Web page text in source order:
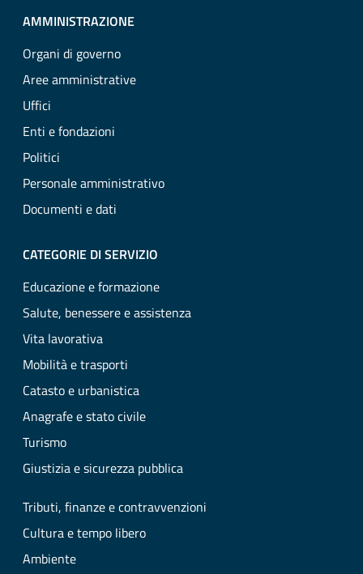
AMMINISTRAZIONE
Organi di governo
Aree amministrative
Uffici
Enti e fondazioni
Politici
Personale amministrativo
Documenti e dati
CATEGORIE DI SERVIZIO
Educazione e formazione
Salute, benessere e assistenza
Vita lavorativa
Mobilità e trasporti
Catasto e urbanistica
Anagrafe e stato civile
Turismo
Giustizia e sicurezza pubblica
Tributi, finanze e contravvenzioni
Cultura e tempo libero
Ambiente